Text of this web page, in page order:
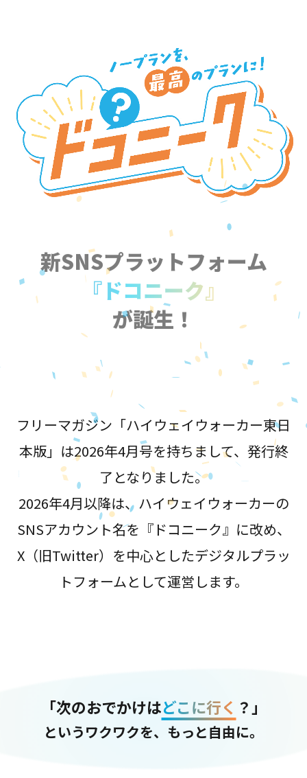
新SNSプラットフォーム
『ドコニーク』
が誕生！
フリーマガジン「ハイウェイウォーカー東日
本版」は2026年4月号を持ちまして、発行終
了となりました。
2026年4月以降は、ハイウェイウォーカーの
SNSアカウント名を『ドコニーク』に改め、
X（旧Twitter）を中心としたデジタルプラッ
トフォームとして運営します。
「次のおでかけはどこに行く ？」
というワクワクを、もっと自由に。